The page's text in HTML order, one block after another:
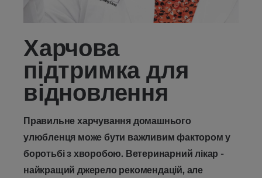
Харчова
підтримка для
відновлення
Правильне харчування домашнього
улюбленця може бути важливим фактором у
боротьбі з хворобою. Ветеринарний лікар -
найкращий джерело рекомендацій, але